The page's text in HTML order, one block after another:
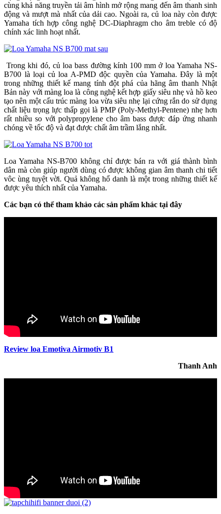
cùng khả năng truyền tải âm hình mở rộng mang đến âm thanh sinh
động và mượt mà nhất của dải cao. Ngoài ra, củ loa này còn được
Yamaha tích hợp công nghệ DC-Diaphragm cho âm treble có độ
chính xác linh hoạt nhất.
Trong khi đó, củ loa bass đường kính 100 mm ở loa Yamaha NS-
B700 là loại củ loa A-PMD độc quyền của Yamaha. Đây là một
trong những thiết kế mang tính đột phá của hãng âm thanh Nhật
Bản này với màng loa là công nghệ kết hợp giấy siêu nhẹ và hồ keo
tạo nên một cấu trúc màng loa vừa siêu nhẹ lại cứng rắn do sử dụng
chất liệu trọng lực thấp gọi là PMP (Poly-Methyl-Pentene) nhẹ hơn
rất nhiều so với polypropylene cho âm bass được đáp ứng nhanh
chóng về tốc độ và đạt được chất âm trầm lắng nhất.
Loa Yamaha NS-B700 không chỉ được bán ra với giá thành bình
dân mà còn giúp người dùng có được không gian âm thanh chi tiết
vôc ùng tuyệt vời. Quả không hổ danh là một trong những thiết kế
được yêu thích nhất của Yamaha.
Các bạn có thể tham khảo các sản phẩm khác tại đây
Review loa Emotiva Airmotiv B1
Thanh Anh